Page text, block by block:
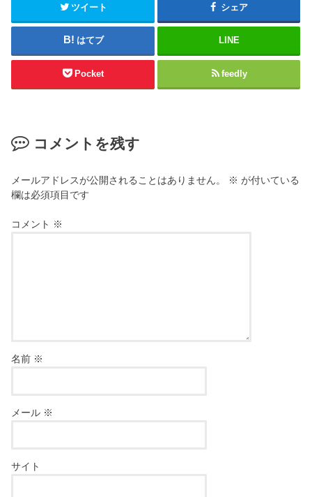
ツイート シェア
はてブ LINE
Pocket feedly
コメントを残す
メールアドレスが公開されることはありません。 ※ が付いている
欄は必須項目です
コメント ※
名前 ※
メール ※
サイト